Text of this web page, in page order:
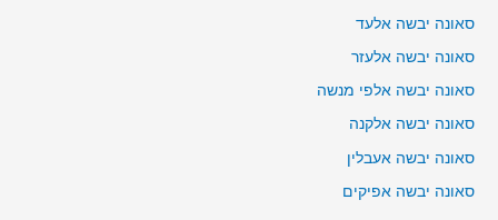
סאונה יבשה אלעד
סאונה יבשה אלעזר
סאונה יבשה אלפי מנשה
סאונה יבשה אלקנה
סאונה יבשה אעבלין
סאונה יבשה אפיקים